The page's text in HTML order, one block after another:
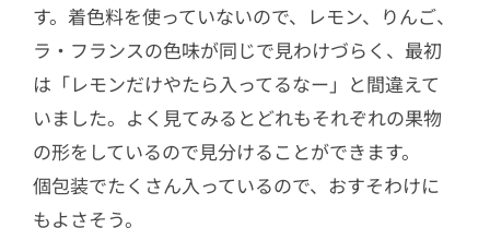
す。着色料を使っていないので、レモン、りんご、
ラ・フランスの色味が同じで見わけづらく、最初
は「レモンだけやたら入ってるなー」と間違えて
いました。よく見てみるとどれもそれぞれの果物
の形をしているので見分けることができます。
個包装でたくさん入っているので、おすそわけに
もよさそう。